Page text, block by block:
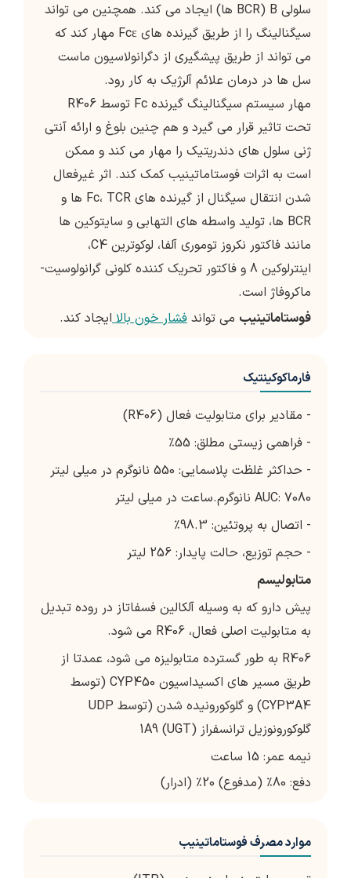
سلولی B (BCR ها) ایجاد می کند. همچنین می تواند
سیگنالینگ را از طریق گیرنده های Fcε مهار کند که
می تواند از طریق پیشگیری از دگرانولاسیون ماست
سل ها در درمان علائم آلرژیک به کار رود.
مهار سیستم سیگنالینگ گیرنده Fc توسط R406
تحت تاثیر قرار می گیرد و هم چنین بلوغ و ارائه آنتی
ژنی سلول های دندریتیک را مهار می کند و ممکن
است به اثرات فوستاماتینیب کمک کند. اثر غیرفعال
شدن انتقال سیگنال از گیرنده های Fc، TCR ها و
BCR ها، تولید واسطه های التهابی و سایتوکین ها
مانند فاکتور نکروز توموری آلفا، لوکوترین C4،
اینترلوکین 8 و فاکتور تحریک کننده کلونی گرانولوسیت-
ماکروفاژ است.
فوستاماتینیب می تواند فشار خون بالا ایجاد کند.
فارماکوکینتیک
- مقادیر برای متابولیت فعال (R406)
- فراهمی زیستی مطلق: 55٪
- حداکثر غلظت پلاسمایی: 550 نانوگرم در میلی لیتر
AUC: 7080 نانوگرم.ساعت در میلی لیتر
- اتصال به پروتئین: 98.3٪
- حجم توزیع، حالت پایدار: 256 لیتر
متابولیسم
پیش دارو که به وسیله آلکالین فسفاتاز در روده تبدیل
به متابولیت اصلی فعال، R406 می شود.
R406 به طور گسترده متابولیزه می شود، عمدتا از
طریق مسیر های اکسیداسیون CYP450 (توسط
CYP3A4) و گلوکورونیده شدن (توسط UDP
گلوکورونوزیل ترانسفراز (UGT) 1A9
نیمه عمر: 15 ساعت
دفع: 80٪ (مدفوع) 20٪ (ادرار)
موارد مصرف فوستاماتینیب